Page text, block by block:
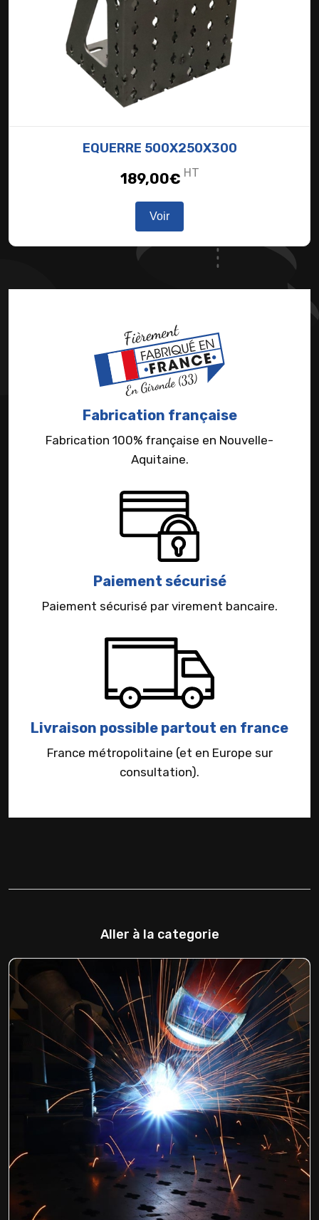
EQUERRE 500X250X300
189,00€ HT
Voir
Fabrication française
Fabrication 100% française en Nouvelle-
Aquitaine.
Paiement sécurisé
Paiement sécurisé par virement bancaire.
Livraison possible partout en france
France métropolitaine (et en Europe sur
consultation).
Aller à la categorie